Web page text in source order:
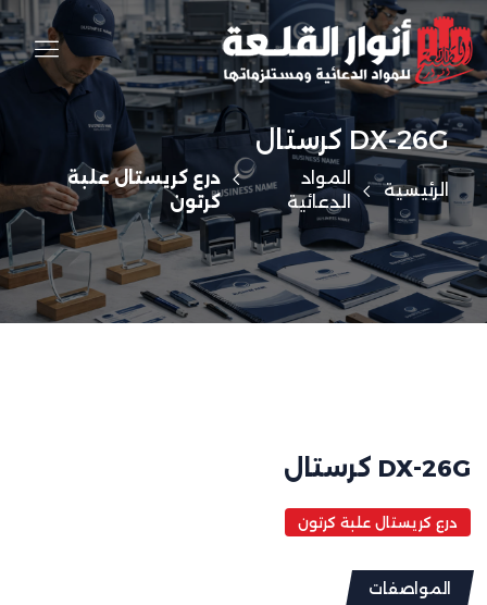
DX-26G كرستال
الرئيسية
المواد
الدعائية
درع كريستال علبة
كرتون
DX-26G كرستال
درع كريستال علبة كرتون
المواصفات